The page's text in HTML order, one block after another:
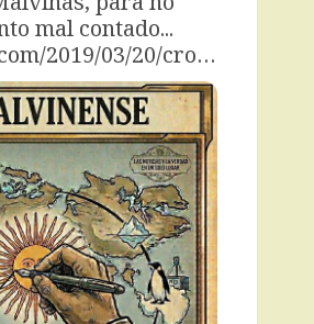
2019/03/20/cro…